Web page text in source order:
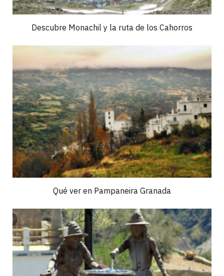
Descubre Monachil y la ruta de los Cahorros
Qué ver en Pampaneira Granada